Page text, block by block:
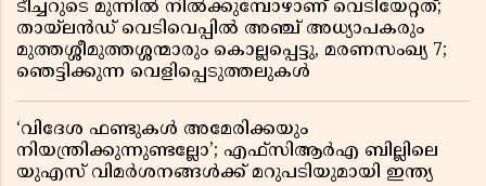
ടീച്ചറുടെ മുന്നിൽ നിൽക്കുമ്പോഴാണ് വെടിയേറ്റത്;
തായ്‌ലൻഡ് വെടിവെപ്പിൽ അഞ്ച് അധ്യാപകരും
മുത്തശ്ശീമുത്തശ്ശന്മാരും കൊല്ലപ്പെട്ടു, മരണസംഖ്യ 7;
ഞെട്ടിക്കുന്ന വെളിപ്പെടുത്തലുകൾ
‘വിദേശ ഫണ്ടുകൾ അമേരിക്കയും
നിയന്ത്രിക്കുന്നുണ്ടല്ലോ’; എഫ്സിആർഎ ബില്ലിലെ
യുഎസ് വിമർശനങ്ങൾക്ക് മറുപടിയുമായി ഇന്ത്യ